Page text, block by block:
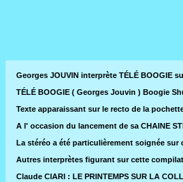
Georges JOUVIN interprète TÉLÉ BOOGIE
TÉLÉ BOOGIE ( Georges Jouvin ) Boogie
Texte apparaissant sur le recto de la
A l' occasion du lancement de sa CHAINE
La stéréo a été particulièrement soignée
Autres interprètes figurant sur cette
Claude CIARI : LE PRINTEMPS SUR LA